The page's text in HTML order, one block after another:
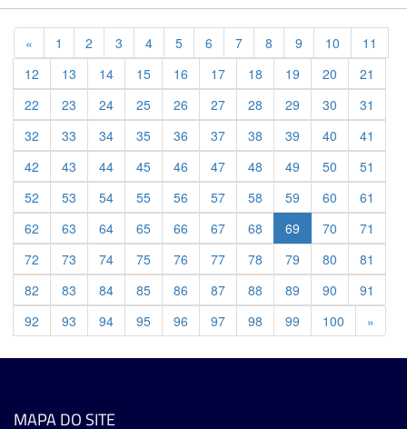
« Previous
1 2 3 4 5 6 7 8 9 10
11
12
13 14 15 16 17 18 19 20
21
22
23 24 25 26 27 28 29 30
31
32
33 34 35 36 37 38 39 40
41
42
43 44 45 46 47 48 49 50
51
52
53 54 55 56 57 58 59 60
61
62
63 64 65 66 67 68 69 70
71
72
73 74 75 76 77 78 79 80
81
82
83 84 85 86 87 88 89 90
91
92
93 94 95 96 97 98 99 100 »
MAPA DO SITE